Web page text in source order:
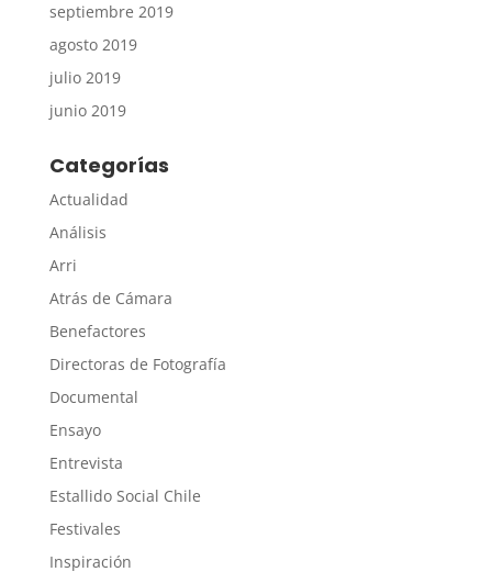
septiembre 2019
agosto 2019
julio 2019
junio 2019
Categorías
Actualidad
Análisis
Arri
Atrás de Cámara
Benefactores
Directoras de Fotografía
Documental
Ensayo
Entrevista
Estallido Social Chile
Festivales
Inspiración